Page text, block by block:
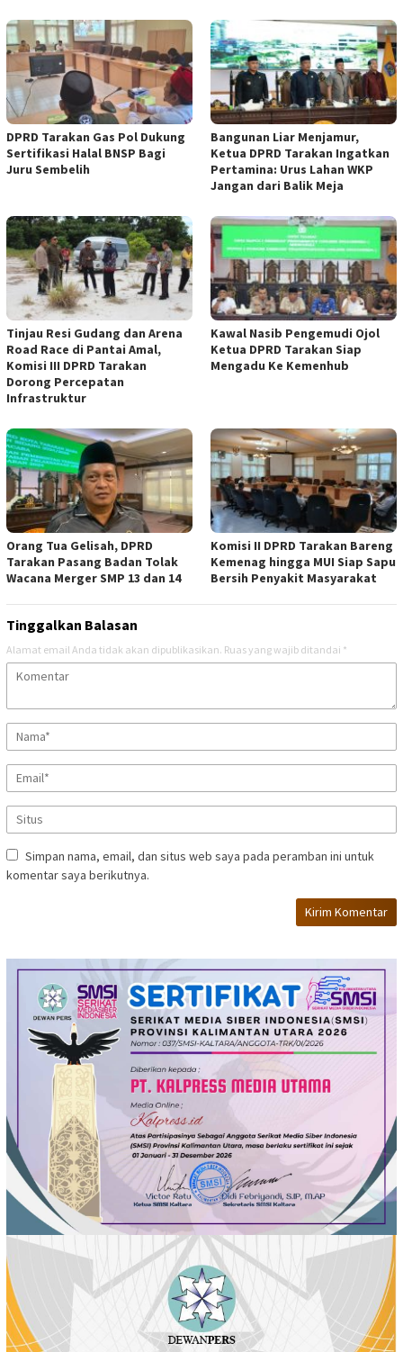
DPRD Tarakan Gas Pol Dukung
Sertifikasi Halal BNSP Bagi
Juru Sembelih
Bangunan Liar Menjamur,
Ketua DPRD Tarakan Ingatkan
Pertamina: Urus Lahan WKP
Jangan dari Balik Meja
Tinjau Resi Gudang dan Arena
Road Race di Pantai Amal,
Komisi III DPRD Tarakan
Dorong Percepatan
Infrastruktur
Kawal Nasib Pengemudi Ojol
Ketua DPRD Tarakan Siap
Mengadu Ke Kemenhub
Orang Tua Gelisah, DPRD
Tarakan Pasang Badan Tolak
Wacana Merger SMP 13 dan 14
Komisi II DPRD Tarakan Bareng
Kemenag hingga MUI Siap Sapu
Bersih Penyakit Masyarakat
Tinggalkan Balasan
Alamat email Anda tidak akan dipublikasikan. Ruas yang wajib ditandai *
Simpan nama, email, dan situs web saya pada peramban ini untuk
komentar saya berikutnya.